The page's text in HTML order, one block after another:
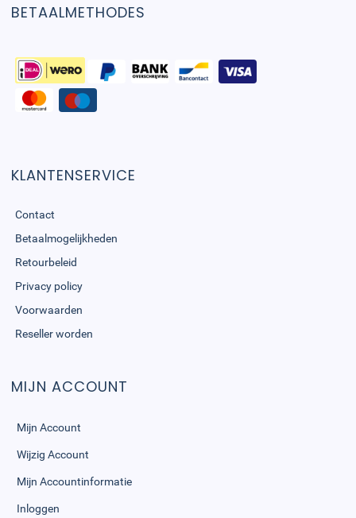
BETAALMETHODES
KLANTENSERVICE
Contact
Betaalmogelijkheden
Retourbeleid
Privacy policy
Voorwaarden
Reseller worden
MIJN ACCOUNT
Mijn Account
Wijzig Account
Mijn Accountinformatie
Inloggen